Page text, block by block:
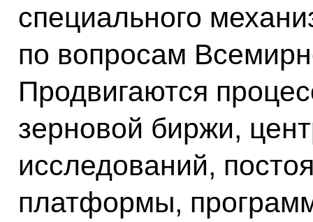
специального
по вопросам
Продвигаются
зерновой биржи,
исследований,
платформы,